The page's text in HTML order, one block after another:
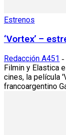
Estrenos
‘Vortex’ –
Redacción A451 -
Filmin y Elastica
cines, la película
francoargentino